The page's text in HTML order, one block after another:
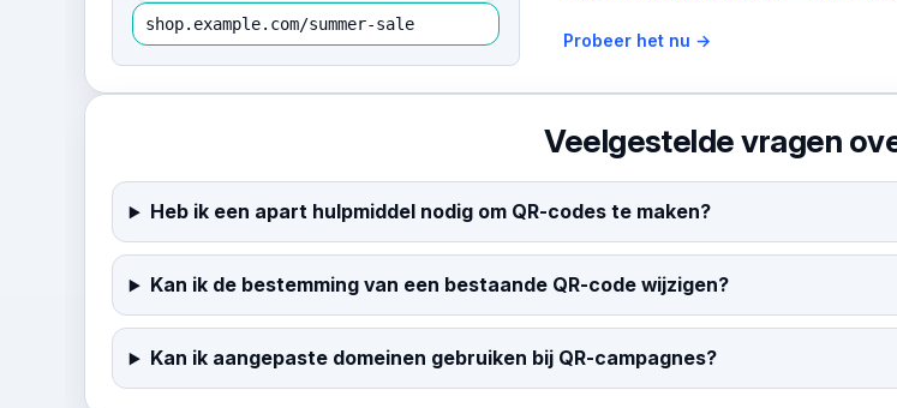
shop.example.com/summer-sale
Probeer het nu →
Veelgestelde vragen
Heb ik een apart hulpmiddel nodig om QR-codes te maken?
Kan ik de bestemming van een bestaande QR-code wijzigen?
Kan ik aangepaste domeinen gebruiken bij QR-campagnes?